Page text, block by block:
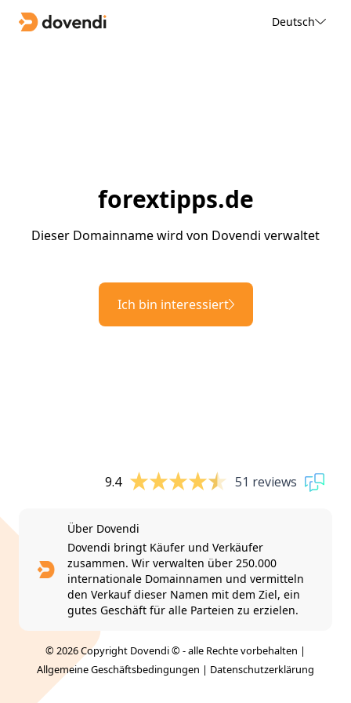
Deutsch
forextipps.de
Dieser Domainname wird von Dovendi verwaltet
Ich bin interessiert
9.4 51 reviews
Über Dovendi
Dovendi bringt Käufer und Verkäufer
zusammen. Wir verwalten über 250.000
internationale Domainnamen und vermitteln
den Verkauf dieser Namen mit dem Ziel, ein
gutes Geschäft für alle Parteien zu erzielen.
© 2026 Copyright Dovendi © - alle Rechte vorbehalten |
Allgemeine Geschäftsbedingungen | Datenschutzerklärung